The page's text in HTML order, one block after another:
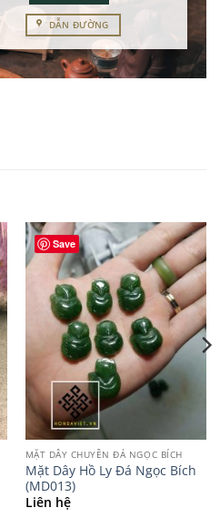
DẪN ĐƯỜNG
Save
MẶT DÂY CHUYỀN ĐÁ NGỌC BÍCH
Mặt Dây Hồ Ly Đá Ngọc Bích
(MD013)
Liên hệ